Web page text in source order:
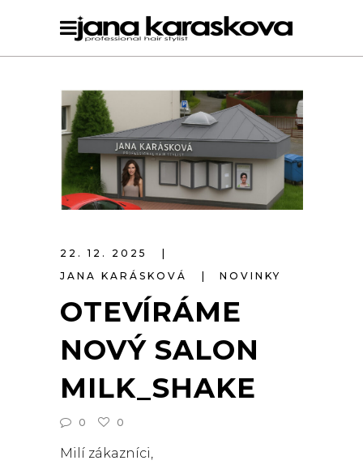
22. 12. 2025
JANA KARÁSKOVÁ
NOVINKY
OTEVÍRÁME
NOVÝ SALON
MILK_SHAKE
0 0
Milí zákazníci,